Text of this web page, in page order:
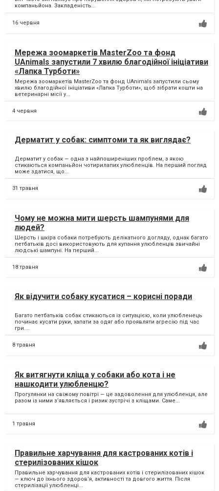
компаньйона. Закладеність...
16 червня
Мережа зоомаркетів MasterZoo та фонд
UAnimals запустили 7 хвилю благодійної ініціативи
«Лапка Турботи»
Мережа зоомаркетів MasterZoo та фонд UAnimals запустили сьому
хвилю благодійної ініціативи «Лапка Турботи», щоб зібрати кошти на
ветеринарні місії у...
4 червня
Дерматит у собак: симптоми та як виглядає?
Дерматит у собак — одна з найпоширеніших проблем, з якою
стикаються компаньйон чотирилапих улюбленців. На перший погляд
може здатися, що...
31 травня
Чому не можна мити шерсть шампунями для
людей?
Шерсть і шкіра собаки потребують делікатного догляду, однак багато
петбатьків досі використовують для купання улюбленців звичайні
людські шампуні. На перший...
18 травня
Як відучити собаку кусатися – корисні поради
Багато петбатьків собак стикаються із ситуацією, коли улюбленець
починає кусати руки, хапати за одяг або проявляти агресію під час
гри....
8 травня
Як витягнути кліща у собаки або кота і не
нашкодити улюбленцю?
Прогулянки на свіжому повітрі — це задоволення для улюбленця, але
разом із ними з’являється і ризик зустрічі з кліщами. Саме...
1 травня
Правильне харчування для кастрованих котів і
стерилізованих кішок
Правильне харчування для кастрованих котів і стерилізованих кішок
— ключ до їхнього здоров’я, активності та довгого життя. Після
стерилізації улюбленці...